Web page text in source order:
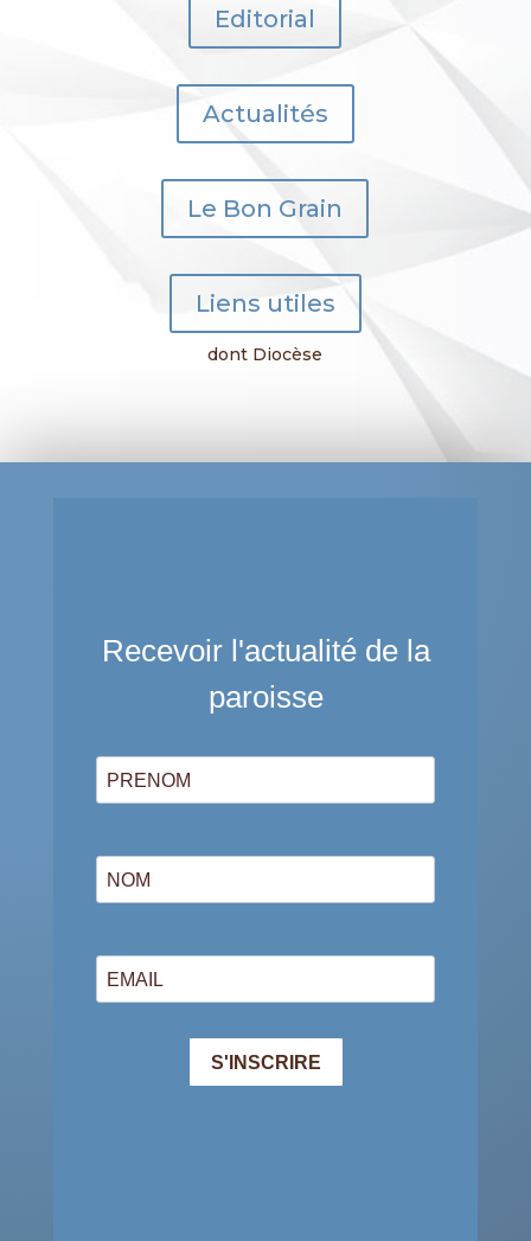
Editorial
Actualités
Le Bon Grain
Liens utiles
dont Diocèse